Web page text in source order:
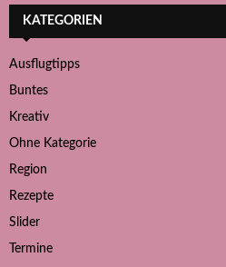
KATEGORIEN
Ausflugtipps
Buntes
Kreativ
Ohne Kategorie
Region
Rezepte
Slider
Termine